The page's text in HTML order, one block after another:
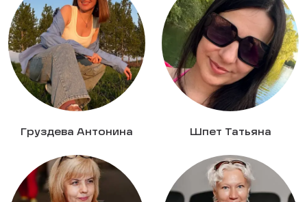
Груздева Антонина Шпет Татьяна